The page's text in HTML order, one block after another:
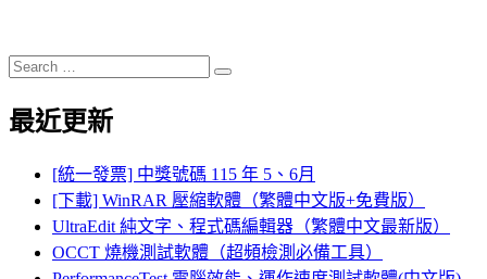
Search
for:
Search
最近更新
[統一發票] 中獎號碼 115 年 5、6月
[下載] WinRAR 壓縮軟體（繁體中文版+免費版）
UltraEdit 純文字、程式碼編輯器（繁體中文最新版）
OCCT 燒機測試軟體（超頻檢測必備工具）